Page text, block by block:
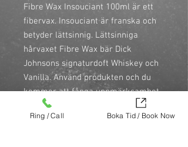
Fibre Wax Insouciant 100ml är ett
fibervax. Insouciant är franska och
betyder lättsinnig. Lättsinniga
hårvaxet Fibre Wax bär Dick
Johnsons signaturdoft Whiskey och
Vanilla. Använd produkten och du
kommer att fånga uppmärksamhet
av folk som önskar att de också var
lika lättsamma. Detta
Ring / Call Boka Tid / Book Now